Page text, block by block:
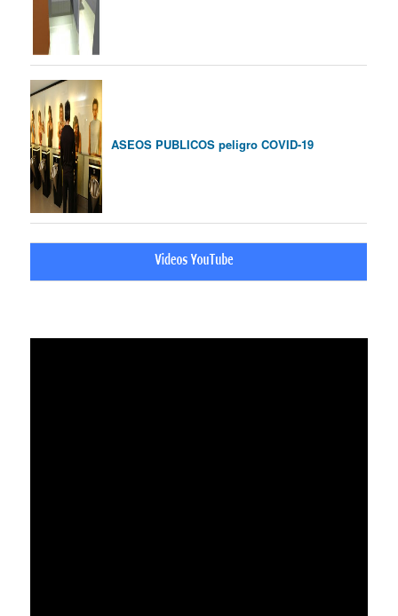
ASEOS PUBLICOS peligro COVID-19